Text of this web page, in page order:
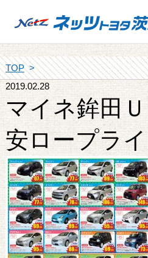
TOP
2019.02.28
マイネ鉾田
安ロープラ